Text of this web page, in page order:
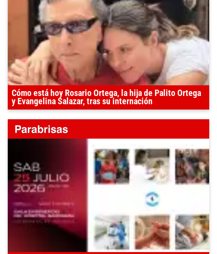
Cómo está hoy Rosario Ortega, la hija de Palito Ortega
y Evangelina Salazar, tras su internación